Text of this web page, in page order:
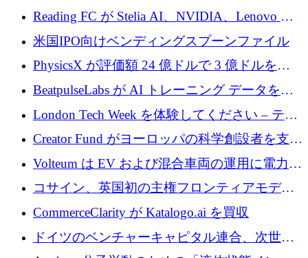
国の新興企業は「ここで拡大」し「ここに留
まる」
Reading FC が Stelia AI、NVIDIA、Lenovo と
協力して AI Center of Excellence を立ち上げ
米国IPO向けベンディングスプーンファイル
PhysicsX が評価額 24 億ドルで 3 億ドルを調
達
BeatpulseLabs が AI トレーニング データを拡
張するために 180 万ドルのプレシードを調達
London Tech Week を体験してください – テク
ノロジーがヨーロッパのイノベーションの未
来を形作る場所
Creator Fund がヨーロッパの科学創設者を支援
するために 5,600 万ドルを調達
Volteum は EV および混合車両の運用に電力を
供給するために 250 万ユーロを寄付
コサイン、英国初の主権フロンティアモデル
で業界の支援を確保
CommerceClarity が Katalogo.ai を買収
ドイツのベンチャーキャピタル連合、次世代
スタートアップの成長に向けて機関投資家へ